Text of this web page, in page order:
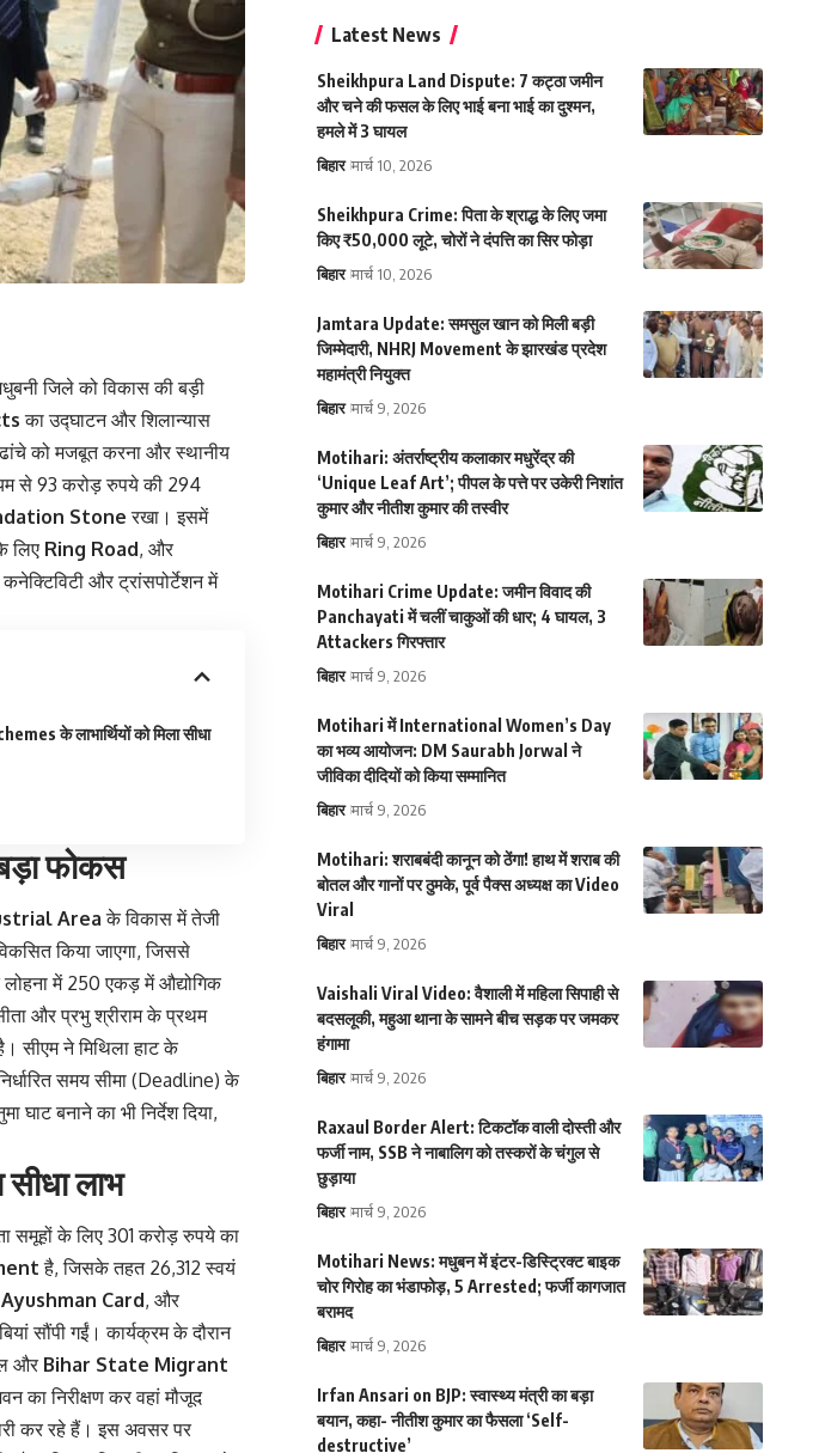
जिले को विकास की बड़ी
का उद्घाटन और शिलान्यास
को मजबूत करना और स्थानीय
से 93 करोड़ रुपये की 294
Stoneरखा। इसमें
लिए Ring Road, और
और ट्रांसपोर्टेशन में
के लाभार्थियों को मिला सीधा
फोकस
Area के विकास में तेजी
किया जाएगा, जिससे
में 250 एकड़ में औद्योगिक
और प्रभु श्रीराम के प्रथम
सीएम ने मिथिला हाट के
समय सीमा (Deadline) के
घाट बनाने का भी निर्देश दिया,
लाभ
समूहों के लिए 301 करोड़ रुपये का
है, जिसके तहत 26,312 स्वयं
Ayushman Card, और
सौंपी गईं। कार्यक्रम के दौरान
और Bihar State Migrant
का निरीक्षण कर वहां मौजूद
कर रहे हैं। इस अवसर पर
Latest News
Sheikhpura Land Dispute: 7 कट्ठा जमीन
और चने की फसल के लिए भाई बना भाई का दुश्मन,
हमले में 3 घायल
बिहार मार्च 10, 2026
Sheikhpura Crime: पिता के श्राद्ध के लिए जमा
किए ₹50,000 लूटे, चोरों ने दंपत्ति का सिर फोड़ा
बिहार मार्च 10, 2026
Jamtara Update: समसुल खान को मिली बड़ी
जिम्मेदारी, NHRJ Movement के झारखंड प्रदेश
महामंत्री नियुक्त
बिहार मार्च 9, 2026
Motihari: अंतर्राष्ट्रीय कलाकार मधुरेंद्र की
‘Unique Leaf Art’; पीपल के पत्ते पर उकेरी निशांत
कुमार और नीतीश कुमार की तस्वीर
बिहार मार्च 9, 2026
Motihari Crime Update: जमीन विवाद की
Panchayati में चलीं चाकुओं की धार; 4 घायल, 3
Attackers गिरफ्तार
बिहार मार्च 9, 2026
Motihari में International Women’s Day
का भव्य आयोजन: DM Saurabh Jorwal ने
जीविका दीदियों को किया सम्मानित
बिहार मार्च 9, 2026
Motihari: शराबबंदी कानून को ठेंगा! हाथ में शराब की
बोतल और गानों पर ठुमके, पूर्व पैक्स अध्यक्ष का Video
Viral
बिहार मार्च 9, 2026
Vaishali Viral Video: वैशाली में महिला सिपाही से
बदसलूकी, महुआ थाना के सामने बीच सड़क पर जमकर
हंगामा
बिहार मार्च 9, 2026
Raxaul Border Alert: टिकटॉक वाली दोस्ती और
फर्जी नाम, SSB ने नाबालिग को तस्करों के चंगुल से
छुड़ाया
बिहार मार्च 9, 2026
Motihari News: मधुबन में इंटर-डिस्ट्रिक्ट बाइक
चोर गिरोह का भंडाफोड़, 5 Arrested; फर्जी कागजात
बरामद
बिहार मार्च 9, 2026
Irfan Ansari on BJP: स्वास्थ्य मंत्री का बड़ा
बयान, कहा- नीतीश कुमार का फैसला ‘Self-
destructive’